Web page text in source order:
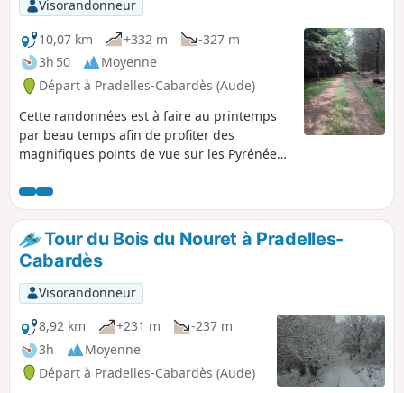
Visorandonneur
10,07 km
+332 m
-327 m
3h 50
Moyenne
Départ à Pradelles-Cabardès (Aude)
Cette randonnées est à faire au printemps
par beau temps afin de profiter des
magnifiques points de vue sur les Pyrénées,
Vous aurez l'occasion de voir également une
glacière et de petits menhirs. La végétation
est variée : tantôt type méditerranéen, tantôt
type plutôt montagnard. Cette randonnée
est partiellement balisée avec un trait Jaune,
un trait Vert et un point Jaune.
Tour du Bois du Nouret à Pradelles-
Cabardès
Visorandonneur
8,92 km
+231 m
-237 m
3h
Moyenne
Départ à Pradelles-Cabardès (Aude)